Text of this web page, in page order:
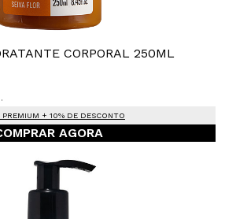
CORPORAL 250ML
PREMIUM + 10% DE DESCONTO
AGORA